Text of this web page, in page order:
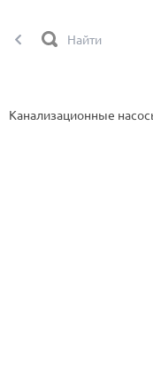
Канализационные